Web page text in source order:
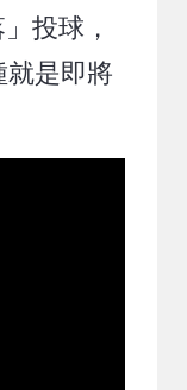
投球，
是即將